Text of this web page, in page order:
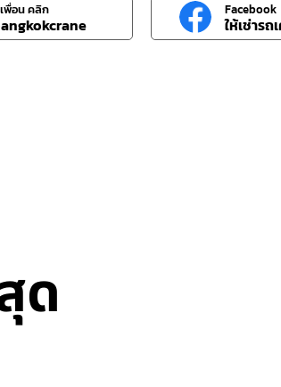
พื่อน คลิก Facebook
ให้เช่าร
ด